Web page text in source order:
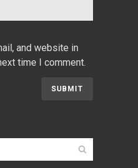
and website in
time I comment.